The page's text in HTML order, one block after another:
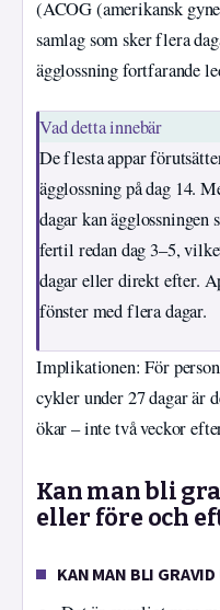
(ACOG (amerikansk
samlag som sker flera
ägglossning fortfarande
Vad detta innebär
De flesta appar
ägglossning på dag 14.
dagar kan ägglossningen
fertil redan dag 3–5,
dagar eller direkt efter.
fönster med flera dagar.
Implikationen: För
cykler under 27 dagar är
ökar – inte två veckor
Kan man bli
eller före och
KAN MAN BLI